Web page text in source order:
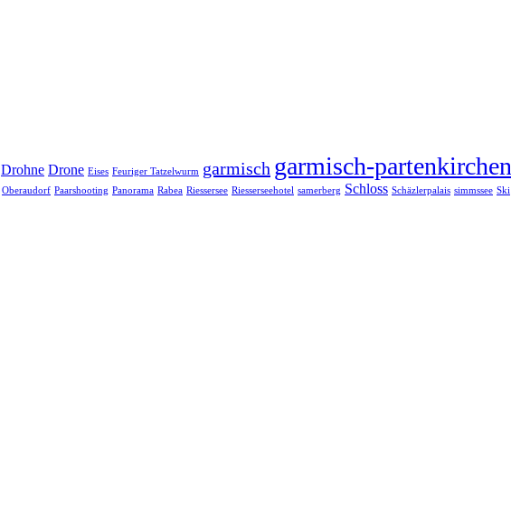
Drohne Drone Eises Feuriger Tatzelwurm garmisch garmisch-partenkirchen
Oberaudorf Paarshooting Panorama Rabea Riessersee Riesserseehotel samerberg Schloss Schäzlerpalais simmssee Ski